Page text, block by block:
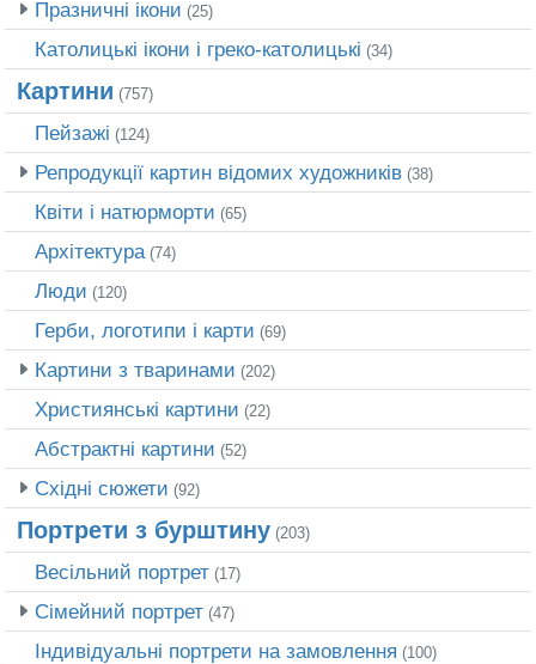
Празничні ікони (25)
Католицькі ікони і греко-католицькі (34)
Картини (757)
Пейзажі (124)
Репродукції картин відомих художників (38)
Квіти і натюрморти (65)
Архітектура (74)
Люди (120)
Герби, логотипи і карти (69)
Картини з тваринами (202)
Християнські картини (22)
Абстрактні картини (52)
Східні сюжети (92)
Портрети з бурштину (203)
Весільний портрет (17)
Сімейний портрет (47)
Індивідуальні портрети на замовлення (100)